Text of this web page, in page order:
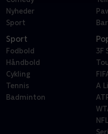
Nyheder
Sport
Sport
Fodbold
Håndbold
Cykling
Tennis
Badminton
3F
A
NFL